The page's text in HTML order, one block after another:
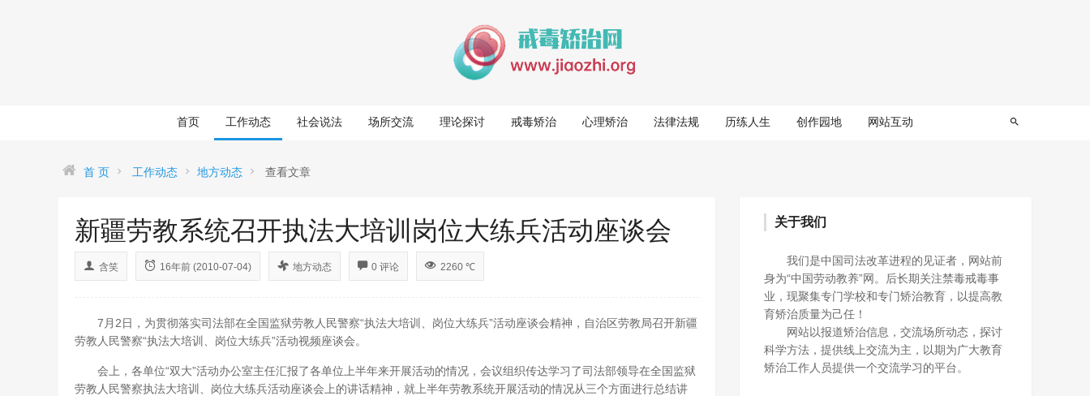
首页 工作动态 社会说法 场所交流 理论探讨 戒毒矫治 心理矫治 法律法规 历练人生 创作园地 网站互动
首 页 工作动态 地方动态 查看文章
新疆劳教系统召开执法大培训岗位大练兵活动座谈会
含笑 16年前 (2010-07-04) 地方动态 0 评论 2260 ℃
7月2日，为贯彻落实司法部在全国监狱劳教人民警察“执法大培训、岗位大练兵”活动座谈会精神，自治区劳教局召开新疆
劳教人民警察“执法大培训、岗位大练兵”活动视频座谈会。
会上，各单位“双大”活动办公室主任汇报了各单位上半年来开展活动的情况，会议组织传达学习了司法部领导在全国监狱
劳教人民警察执法大培训、岗位大练兵活动座谈会上的讲话精神，就上半年劳教系统开展活动的情况从三个方面进行总结讲
关于我们
我们是中国司法改革进程的见证者，网站前
身为“中国劳动教养”网。后长期关注禁毒戒毒事
业，现聚集专门学校和专门矫治教育，以提高教
育矫治质量为己任！
网站以报道矫治信息，交流场所动态，探讨
科学方法，提供线上交流为主，以期为广大教育
矫治工作人员提供一个交流学习的平台。